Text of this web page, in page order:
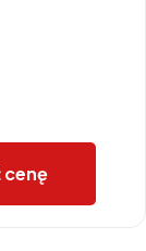
cenę